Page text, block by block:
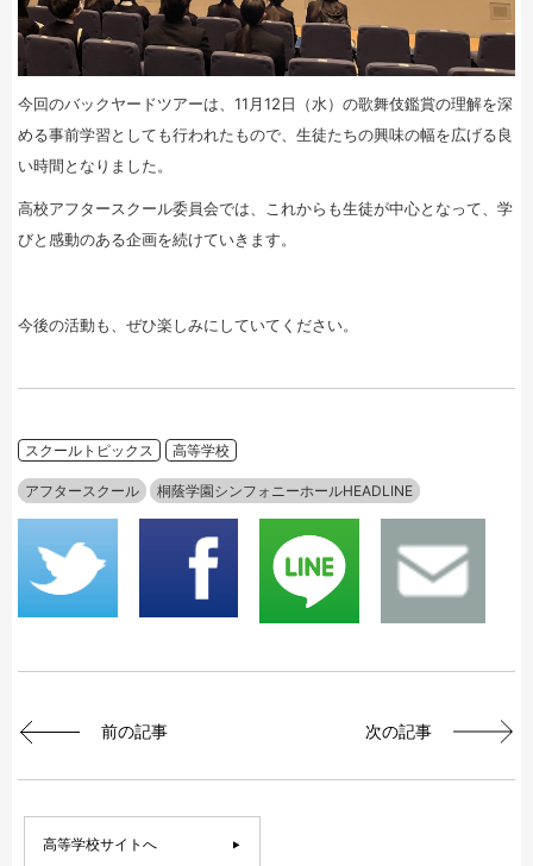
今回のバックヤードツアーは、11月12日（水）の歌舞伎鑑賞の理解を深
める事前学習としても行われたもので、生徒たちの興味の幅を広げる良
い時間となりました。
高校アフタースクール委員会では、これからも生徒が中心となって、学
びと感動のある企画を続けていきます。
今後の活動も、ぜひ楽しみにしていてください。
スクールトピックス 高等学校
アフタースクール 桐蔭学園シンフォニーホールHEADLINE
前の記事 次の記事
高等学校サイトへ